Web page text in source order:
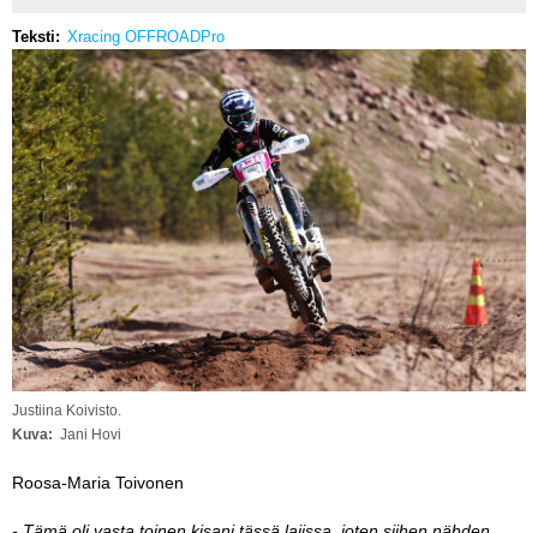
Luo uusi käyttäjätili
Vaihda salasana
CROSS COUNTRY
MUUT LAJIT
YLEISTÄ ALALTA
LUE DIGILEHDET
ASIAKASPALVELU JA
OHJEET
MEDIATIEDOT
Teksti Xracing OFFROADPro
Justiina Koivisto.
Kuva
Jani Hovi
Roosa-Maria Toivonen